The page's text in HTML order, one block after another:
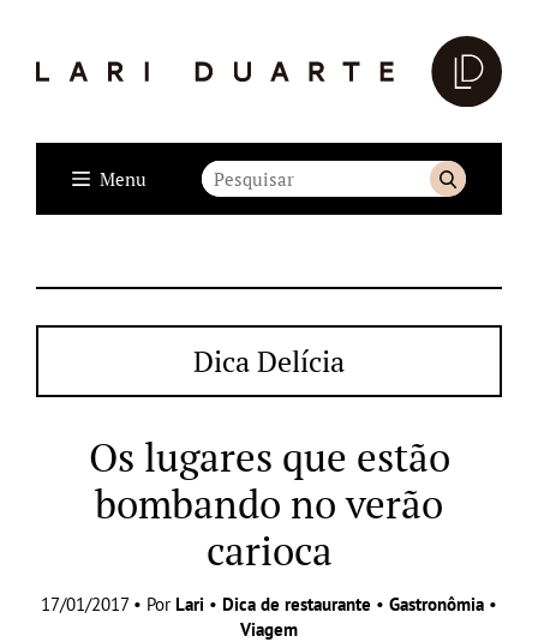
Menu
Dica Delícia
Os lugares que estão
bombando no verão
carioca
17/01/2017 • Por Lari • Dica de restaurante • Gastronômia •
Viagem